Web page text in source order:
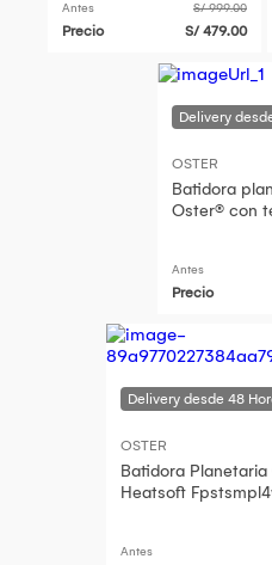
Antes S/ 999.00
Precio S/ 479.00
OSTER
Batidora
Oster® con
Antes
Precio
OSTER
Batidora Planetaria
Heatsoft
Antes